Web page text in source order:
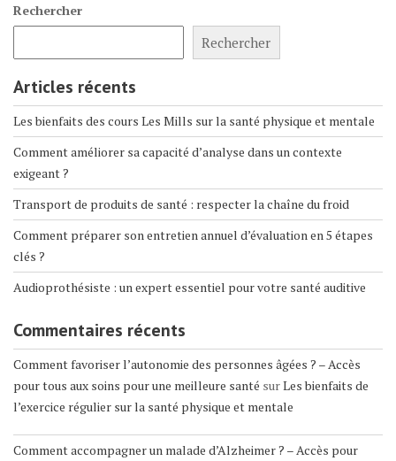
Rechercher
Rechercher
Articles récents
Les bienfaits des cours Les Mills sur la santé physique et mentale
Comment améliorer sa capacité d’analyse dans un contexte
exigeant ?
Transport de produits de santé : respecter la chaîne du froid
Comment préparer son entretien annuel d’évaluation en 5 étapes
clés ?
Audioprothésiste : un expert essentiel pour votre santé auditive
Commentaires récents
Comment favoriser l’autonomie des personnes âgées ? – Accès
pour tous aux soins pour une meilleure santé surLes bienfaits de
l’exercice régulier sur la santé physique et mentale
Comment accompagner un malade d’Alzheimer ? – Accès pour